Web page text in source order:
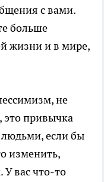
с вами.
больше
жизни и в мире,
не
это привычка
если бы
изменить,
вас что-то